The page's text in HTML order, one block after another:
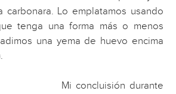
carbonara. Lo emplatamos usando
tenga una forma más o menos
una yema de huevo encima
Mi concluisión durante